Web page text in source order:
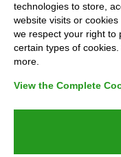
Azienda
P.IVA
technologies to store,
website visits or
we respect your right to
certain types of
more.
View the Complete